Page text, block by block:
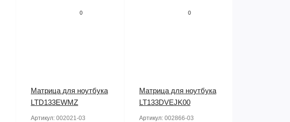
0
Матрица для ноутбука
LTD133EWMZ
Артикул: 002021-03
0
Матрица для ноутбука
LT133DVEJK00
Артикул: 002866-03